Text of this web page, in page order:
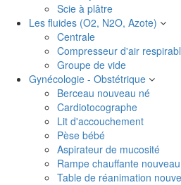
Scie à plâtre
Les fluides (O2, N2O, Azote)
Centrale
Compresseur d'air
Groupe de vide
Gynécologie - Obstétrique
Berceau nouveau né
Cardiotocographe
Lit d'accouchement
Pèse bébé
Aspirateur de mucosité
Rampe chauffante
Table de réanimation